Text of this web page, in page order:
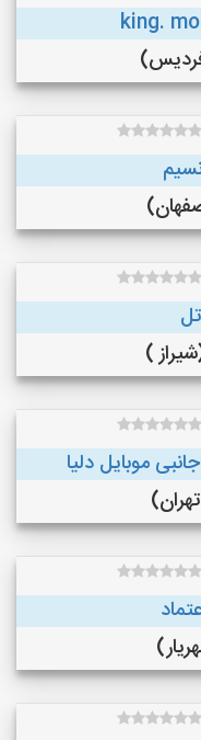
موبايل دليا